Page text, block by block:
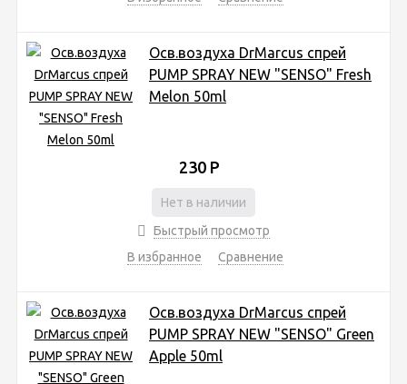
Осв.воздуха DrMarcus спрей
PUMP SPRAY NEW "SENSO" Fresh
Melon 50ml
230 Р
Нет в наличии
Быстрый просмотр
В избранное
Сравнение
Осв.воздуха DrMarcus спрей
PUMP SPRAY NEW "SENSO" Green
Apple 50ml